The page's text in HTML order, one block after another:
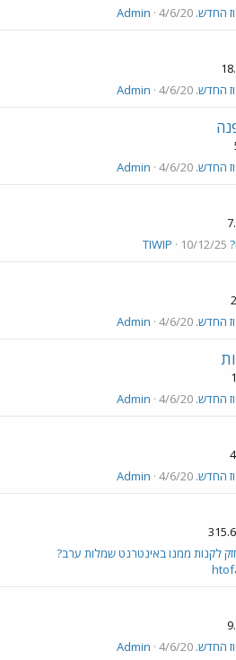
החדש. 4/6/20
Admin
החדש. 4/6/20
Admin
החדש. 4/6/20
Admin
10/12/25
TIWIP
החדש. 4/6/20
Admin
החדש. 4/6/20
Admin
החדש. 4/6/20
Admin
לקנות ממנו באינטרנט שמלות ערב?
החדש. 4/6/20
Admin